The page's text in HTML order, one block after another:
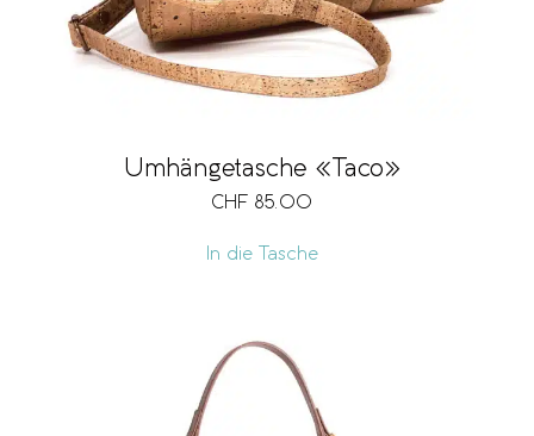
Umhängetasche «Taco»
CHF 85.00
In die Tasche